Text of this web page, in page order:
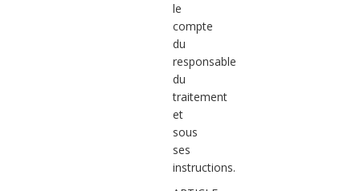
le
compte
du
responsable
du
traitement
et
sous
ses
instructions.